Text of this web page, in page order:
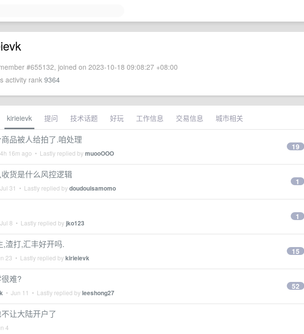
#655132, joined on 2023-10-18 09:08:27 +08:00
activity rank 9364
kirieievk 提问 技术话题 好玩 工作信息 交易信息 城市相关
品被人给拍了.咱处理
4h 16m ago • Lastly replied bymuooOOO
19
货是什么风控逻辑
Jul 31 • Lastly replied bydoudouisamomo
1
Jul 8 • Lastly replied by jko123
1
渣打,汇丰好开吗.
23 • Lastly replied bykirieievk
15
难?
• Jun 11 • Lastly replied byleeshong27
52
让大陆开户了
4